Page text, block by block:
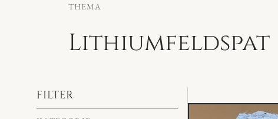
THEMA
Lithiumfeldspat
FILTER